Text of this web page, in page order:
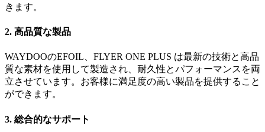
きます。
2. 高品質な製品
WAYDOOのEFOIL、FLYER ONE PLUS は最新の技術と高品
質な素材を使用して製造され、耐久性とパフォーマンスを両
立させています。お客様に満足度の高い製品を提供すること
ができます。
3. 総合的なサポート